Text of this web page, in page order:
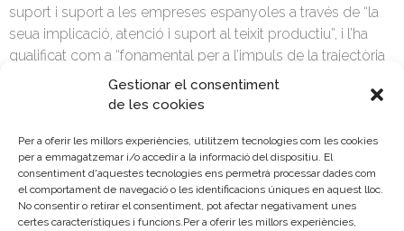
Gestionar el consentiment
de les cookies
Per a oferir les millors experiències, utilitzem tecnologies com les cookies
per a emmagatzemar i/o accedir a la informació del dispositiu. El
consentiment d'aquestes tecnologies ens permetrà processar dades com
el comportament de navegació o les identificacions úniques en aquest lloc.
No consentir o retirar el consentiment, pot afectar negativament unes
certes característiques i funcions.Per a oferir les millors experiències,
suport i suport a les empreses espanyoles a través de “la
seua implicació, atenció i suport al teixit productiu”, i l’ha
qualificat com a “fonamental per a l’impuls de la trajectòria
internacional de les nostres empreses”.
El president de Cambra d’Espanya ha destacat
especialment “l’oportunitat sense precedents que per a
Espanya suposen els Fons Next Generation” i la necessitat
d’unir forces per a utilitzar aqueixos fons de manera òptima.
“Aquest ha de ser un objectiu de tot el país: del sector
públic i el privat; de les grans empreses i les pimes; de les